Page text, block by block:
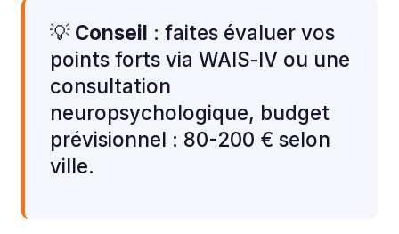
💡 Conseil : faites évaluer vos
points forts via WAIS‑IV ou une
consultation
neuropsychologique, budget
prévisionnel : 80-200 € selon
ville.